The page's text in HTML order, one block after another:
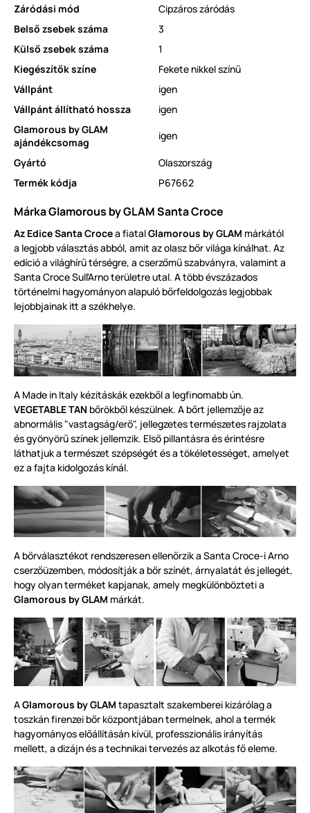
Záródási mód
Cipzáros záródás
Belső zsebek száma
3
Külső zsebek száma
1
Kiegészítők színe
Fekete nikkel színű
Vállpánt
igen
Vállpánt állítható hossza
igen
Glamorous by GLAM
ajándékcsomag
igen
Gyártó
Olaszország
Termék kódja
P67662
Márka Glamorous by GLAM Santa Croce
Az Edice Santa Crocea fiatalGlamorous by GLAM márkától
a legjobbválasztásabból, amit az olasz bőr világa kínálhat. Az
edíció a világhírű térségre, a cserzőmű szabványra, valamint a
Santa Croce Sull'Arnoterületre utal. A több évszázados
történelmi hagyományon alapuló bőrfeldolgozás legjobbak
lejobbjainak itt a székhelye.
A Made in Italy kézitáskák ezekből a legfinomabb ún.
VEGETABLE TAN bőrökből készülnek. A bőrt jellemzője az
abnormális "vastagság/erő", jellegzetes természetes rajzolata
és gyönyörű színek jellemzik. Első pillantásra és érintésre
láthatjuk a természet szépségét és a tökéletességet, amelyet
ez a fajta kidolgozás kínál.
A bőrválasztékot rendszeresen ellenőrzik a Santa Croce-i Arno
cserzőüzemben, módosítják a bőr színét, árnyalatát és jellegét,
hogy olyan terméket kapjanak, amely megkülönbözteti a
Glamorous by GLAM márkát.
AGlamorous by GLAM tapasztalt szakemberei kizárólag a
toszkánfirenzei bőr központjában termelnek, ahol a termék
hagyományos előállításán kívül, professzionális irányítás
mellett, a dizájn és a technikai tervezés az alkotás fő eleme.